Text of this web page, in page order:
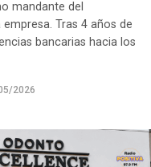
DEL PAPA FRANCISCO
América Latina
mandante del
Tras 4 años de
bancarias hacia los
2026